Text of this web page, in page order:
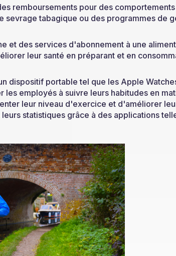
remboursements pour des comportements
sevrage tabagique ou des programmes de
et des services d'abonnement à une
leur santé en préparant et en
dispositif portable tel que les Apple
les employés à suivre leurs habitudes en
leur niveau d'exercice et d'améliorer
statistiques grâce à des applications